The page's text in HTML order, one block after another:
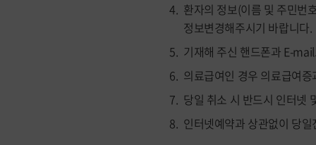
환자의 정보(이름 및 주민번
정보변경해주시기 바랍니다.
기재해 주신 핸드폰과 E-
의료급여인 경우 의료급여
당일 취소 시 반드시 인터넷
인터넷예약과 상관없이 당